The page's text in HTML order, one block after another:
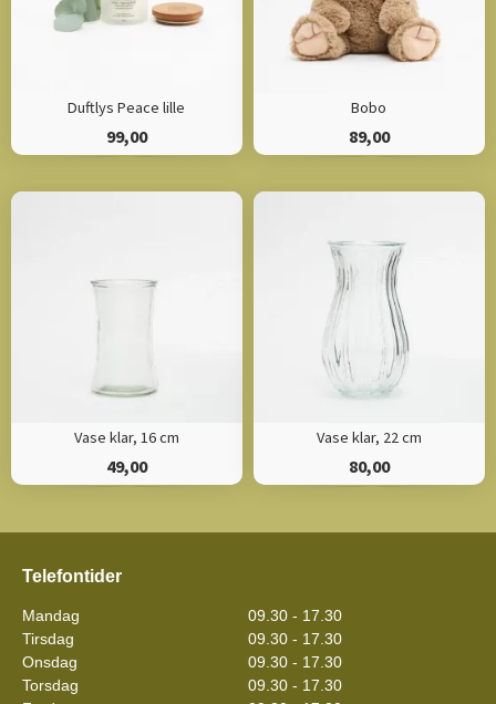
Duftlys Peace lille
99,00
Bobo
89,00
Vase klar, 16 cm
49,00
Vase klar, 22 cm
80,00
Telefontider
Mandag
09.30 - 17.30
Tirsdag
09.30 - 17.30
Onsdag
09.30 - 17.30
Torsdag
09.30 - 17.30